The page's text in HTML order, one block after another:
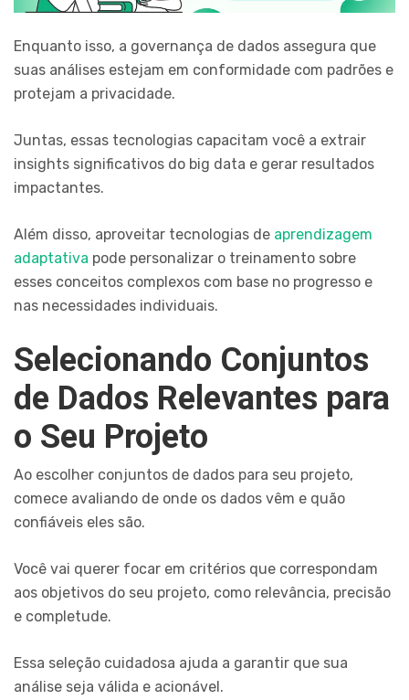
Enquanto isso, a governança de dados assegura que
suas análises estejam em conformidade com padrões e
protejam a privacidade.
Juntas, essas tecnologias capacitam você a extrair
insights significativos do big data e gerar resultados
impactantes.
Além disso, aproveitar tecnologias de aprendizagem
adaptativa pode personalizar o treinamento sobre
esses conceitos complexos com base no progresso e
nas necessidades individuais.
Selecionando Conjuntos
de Dados Relevantes para
o Seu Projeto
Ao escolher conjuntos de dados para seu projeto,
comece avaliando de onde os dados vêm e quão
confiáveis eles são.
Você vai querer focar em critérios que correspondam
aos objetivos do seu projeto, como relevância, precisão
e completude.
Essa seleção cuidadosa ajuda a garantir que sua
análise seja válida e acionável.